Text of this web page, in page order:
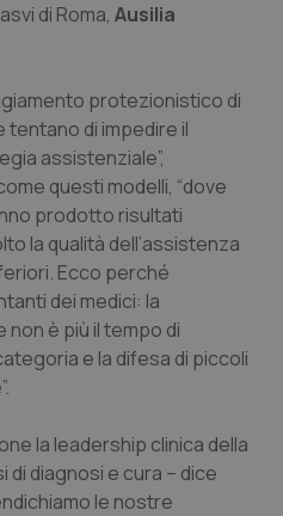
di Roma, Ausilia
protezionistico di
tentano di impedire il
assistenziale”,
questi modelli, “dove
prodotto risultati
la qualità dell’assistenza
Ecco perché
dei medici: la
è più il tempo di
e la difesa di piccoli
la leadership clinica della
diagnosi e cura – dice
le nostre